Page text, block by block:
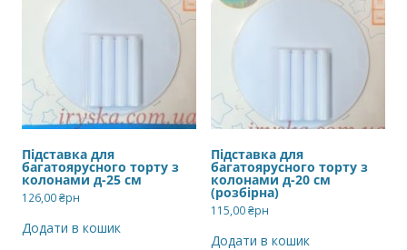
Підставка для
багатоярусного торту з
колонами д-25 см
126,00₴рн
Додати в кошик
Підставка для
багатоярусного торту з
колонами д-20 см
(розбірна)
115,00₴рн
Додати в кошик